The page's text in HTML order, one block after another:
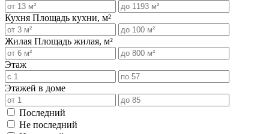
Кухня Площадь кухни, м²
Жилая Площадь жилая, м²
Этаж
Этажей в доме
Последний
Не последний